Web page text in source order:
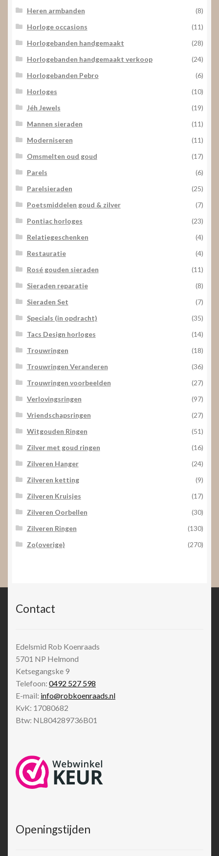
Heren armbanden
(8)
Horloge occasions
(11)
Horlogebanden handgemaakt
(28)
Horlogebanden handgemaakt verkoop
(24)
Horlogebanden Pebro
(6)
Horloges
(10)
Jéh Jewels
(19)
Mannen sieraden
(11)
Moderniseren
(11)
Omsmelten oud goud
(17)
Parels
(6)
Parelsieraden
(25)
Poetsmiddelen goud & zilver
(7)
Pontiac horloges
(23)
Relatiegeschenken
(4)
Restauratie
(4)
Rosé gouden sieraden
(11)
Sieraden reparatie
(8)
Sieraden Set
(7)
Specials (in opdracht)
(35)
Tacs Design horloges
(14)
Trouwringen
(18)
Trouwringen Veranderen
(36)
Trouwringen voorbeelden
(27)
Verlovingsringen
(97)
Vriendschapsringen
(27)
Witgouden Ringen
(51)
Zilver met goud ringen
(16)
Zilveren Hanger
(24)
Zilveren ketting
(9)
Zilveren Kruisjes
(17)
Zilveren Oorbellen
(30)
Zilveren Ringen
(130)
Zo(overige)
(270)
Contact
Edelsmid Rob Koenraads
5701 NP Helmond
Ketsegangske 9
Telefoon: 0492 527 598
E-mail: info@robkoenraads.nl
KvK: 17080682
Btw: NL804289736B01
Openingstijden